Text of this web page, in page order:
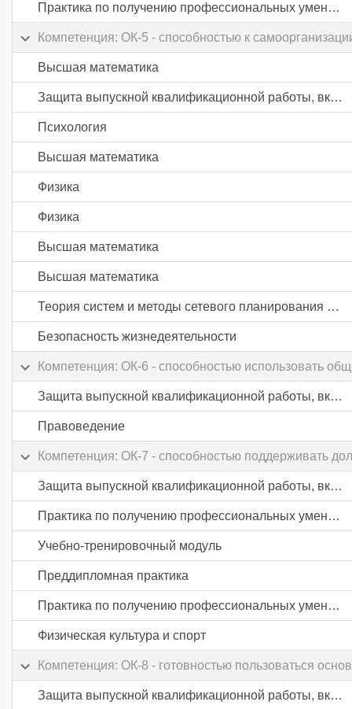
Практика по получению профессиональных умений и опыта профессиональной деятельности
Компетенция: ОК-5 - способностью к
Высшая математика
Защита выпускной квалификационной работы, включая подготовку к процедуре защиты и процедуру защиты
Психология
Высшая математика
Физика
Физика
Высшая математика
Высшая математика
Теория систем и методы сетевого планирования и управления
Безопасность жизнедеятельности
Компетенция: ОК-6 - способностью использовать
Защита выпускной квалификационной работы, включая подготовку к процедуре защиты и процедуру защиты
Правоведение
Компетенция: ОК-7 - способностью поддерживать
Защита выпускной квалификационной работы, включая подготовку к процедуре защиты и процедуру защиты
Практика по получению профессиональных умений и опыта профессиональной деятельности
Учебно-тренировочный модуль
Преддипломная практика
Практика по получению профессиональных умений и опыта профессиональной деятельности
Физическая культура и спорт
Компетенция: ОК-8 - готовностью пользоваться
Защита выпускной квалификационной работы, включая подготовку к процедуре защиты и процедуру защиты